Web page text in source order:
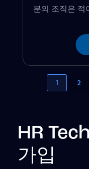
분의 조직은 적
1 2
HR
가입